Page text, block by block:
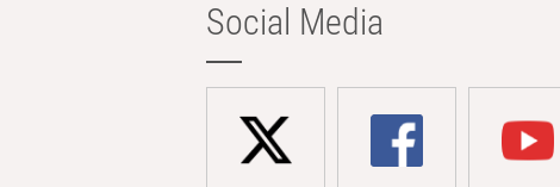
Social Media